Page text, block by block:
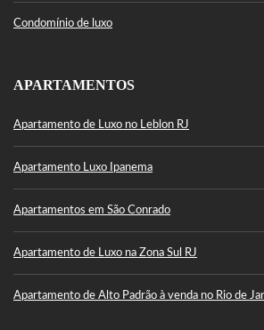
Condomínio de luxo
APARTAMENTOS
Apartamento de Luxo no Leblon RJ
Apartamento Luxo Ipanema
Apartamentos em São Conrado
Apartamento de Luxo na Zona Sul RJ
Apartamento de Alto Padrão à venda no Rio de